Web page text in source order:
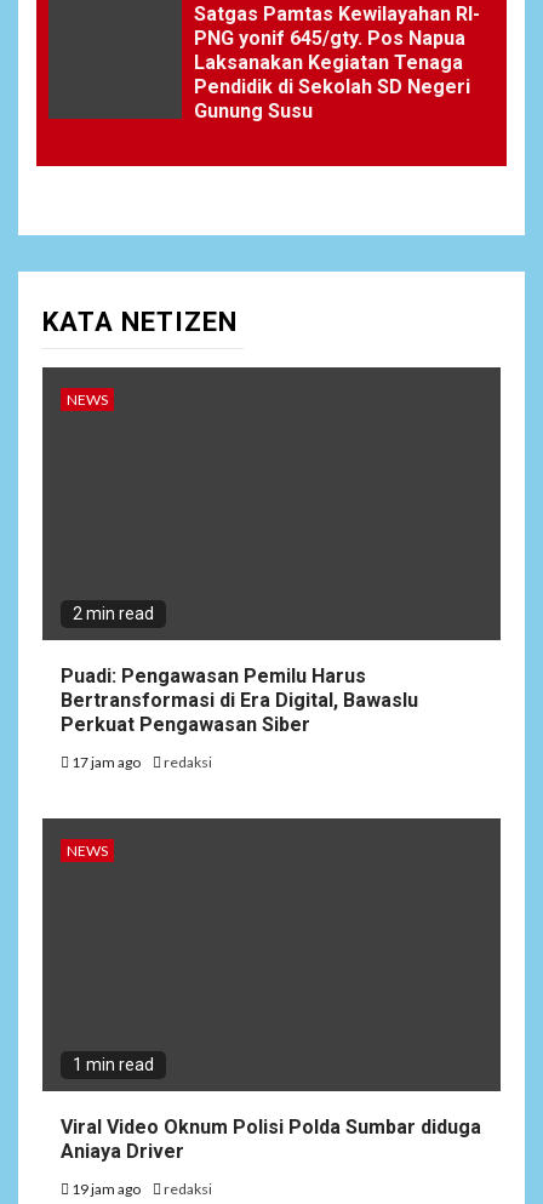
Satgas Pamtas Kewilayahan RI-
PNG yonif 645/gty. Pos Napua
Laksanakan Kegiatan Tenaga
Pendidik di Sekolah SD Negeri
Gunung Susu
KATA NETIZEN
NEWS
2 min read
Puadi: Pengawasan Pemilu Harus
Bertransformasi di Era Digital, Bawaslu
Perkuat Pengawasan Siber
17 jam ago redaksi
NEWS
1 min read
Viral Video Oknum Polisi Polda Sumbar diduga
Aniaya Driver
19 jam ago redaksi